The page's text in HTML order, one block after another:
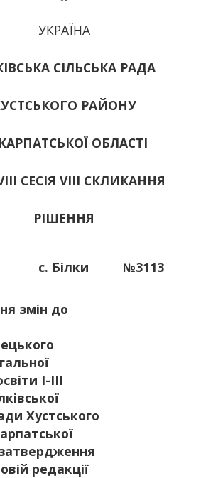
УКРАЇНА
СІЛЬСЬКА РАДА
РАЙОНУ
ОБЛАСТІ
СЕСІЯ VIII СКЛИКАННЯ
РІШЕННЯ
с. Білки №3113
змін до
І-ІІІ
Хустського
редакції